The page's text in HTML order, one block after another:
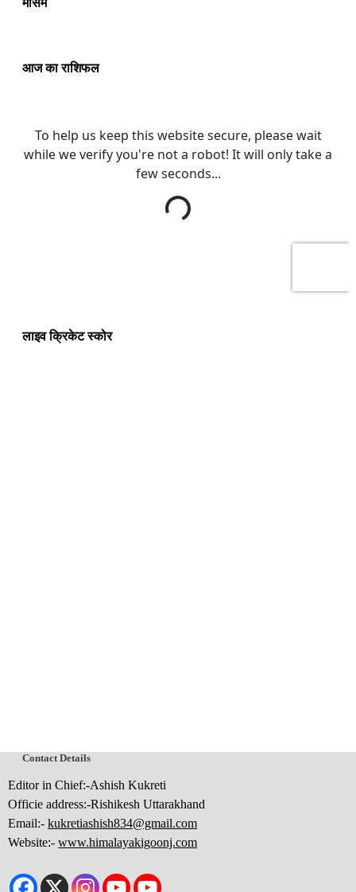
मौसम
आज का राशिफल
लाइव क्रिकेट स्कोर
Contact Details
Editor in Chief:-Ashish Kukreti
Officie address:-Rishikesh Uttarakhand
Email:- kukretiashish834@gmail.com
Website:- www.himalayakigoonj.com